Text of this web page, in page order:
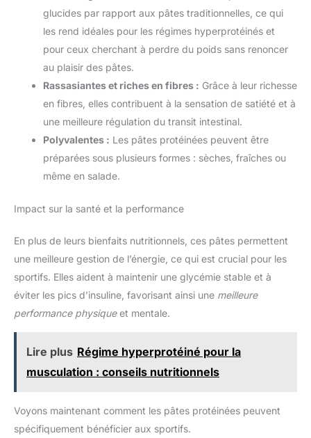
glucides par rapport aux pâtes traditionnelles, ce qui
les rend idéales pour les régimes hyperprotéinés et
pour ceux cherchant à perdre du poids sans renoncer
au plaisir des pâtes.
Rassasiantes et riches en fibres : Grâce à leur richesse
en fibres, elles contribuent à la sensation de satiété et à
une meilleure régulation du transit intestinal.
Polyvalentes : Les pâtes protéinées peuvent être
préparées sous plusieurs formes : sèches, fraîches ou
même en salade.
Impact sur la santé et la performance
En plus de leurs bienfaits nutritionnels, ces pâtes permettent
une meilleure gestion de l’énergie, ce qui est crucial pour les
sportifs. Elles aident à maintenir une glycémie stable et à
éviter les pics d’insuline, favorisant ainsi une meilleure
performance physiqueet mentale.
Lire plus Régime hyperprotéiné pour la
musculation : conseils nutritionnels
Voyons maintenant comment les pâtes protéinées peuvent
spécifiquement bénéficier aux sportifs.